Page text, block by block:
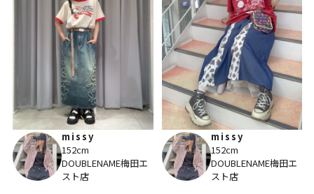
missy
152cm
DOUBLENAME梅田エ
スト店
missy
152cm
DOUBLENAME梅田エ
スト店